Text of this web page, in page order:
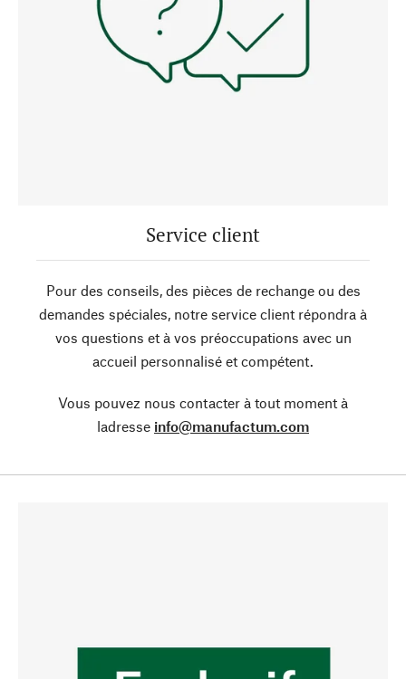
Service client
Pour des conseils, des pièces de rechange ou des
demandes spéciales, notre service client répondra à
vos questions et à vos préoccupations avec un
accueil personnalisé et compétent.
Vous pouvez nous contacter à tout moment à
ladresse info@manufactum.com